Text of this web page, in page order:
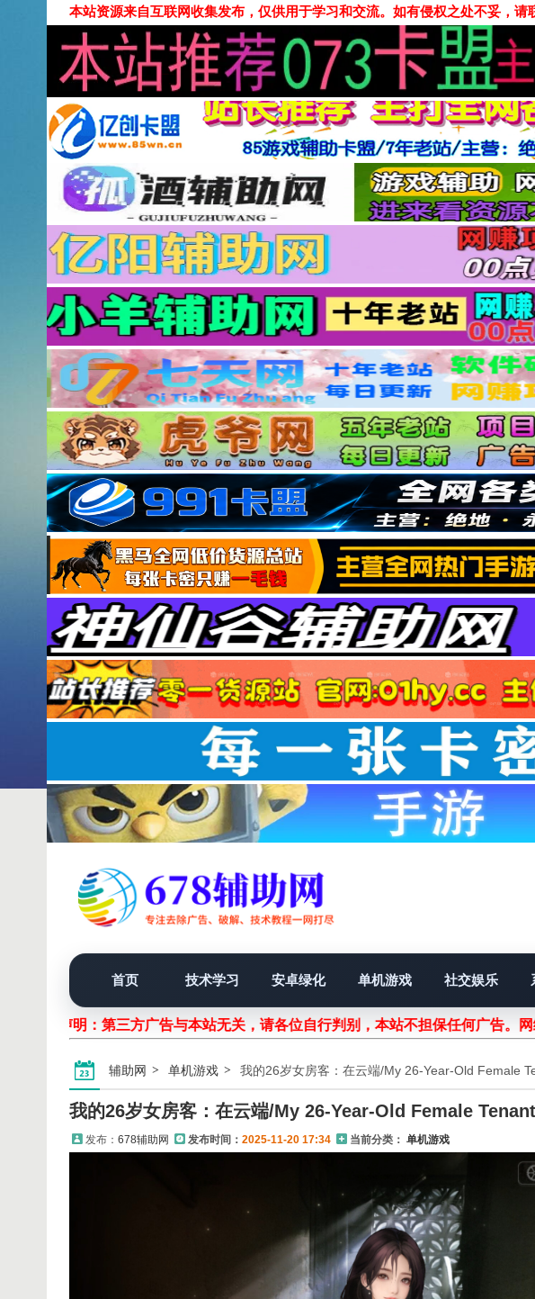
本站资源来自互联网收集发布，仅供用于学习和交流。如有侵权之处不妥，请
首页 技术学习 安卓绿化 单机游戏 社交娱乐
声明：第三方广告与本站无关，请各位自行判别，本站不担保任何广告
辅助网 单机游戏 我的26岁女房客：在云端/My 26-Year-Old Female
我的26岁女房客：在云端/My 26-Year-Old Female Tenant
发布： 678辅助网 发布时间： 2025-11-20 17:34 当前分类： 单机游戏